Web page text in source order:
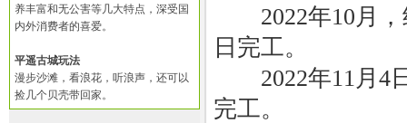
养丰富和无公害等几大特点，深受国
内外消费者的喜爱。
平遥古城玩法
漫步沙滩，看浪花，听浪声，还可以
捡几个贝壳带回家。
2022年10月，
日完工。
2022年11月4日
完工。